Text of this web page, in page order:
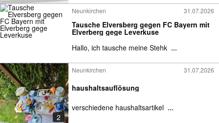
Neunkirchen 31.07.2026
Tausche Elversberg gegen FC Bayern mit
Elverberg gege Leverkuse
Hallo, ich tausche meine Stehk ...
2
Neunkirchen 31.07.2026
haushaltsauflösung
verschiedene haushaltsartikel ...